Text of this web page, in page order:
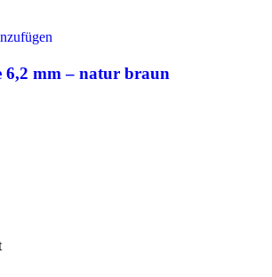
6,2 mm – natur braun